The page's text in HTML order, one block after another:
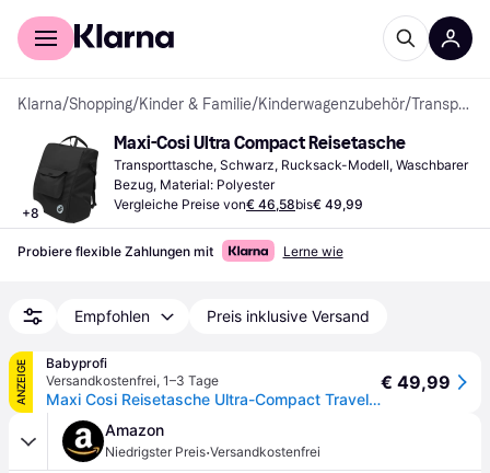
Für Shopper
Klarna/Shopping/Kinder & Familie/Kinderwagenzubehör/ Transporttaschen
+8
Maxi-Cosi Ultra Compact Reisetasche
Transporttasche, Schwarz, Rucksack-Modell, Waschbarer
Bezug, Material: Polyester
Vergleiche Preise von€ 46,58bis€ 49,99
Probiere flexible Zahlungen mit Lerne wie
Empfohlen Preis inklusive Versand
ANZEIGE
Babyprofi
Versandkostenfrei, 1–3 Tage
Maxi Cosi Reisetasche Ultra-Compact Travel Bag 2 (Black) - Schwarz
€ 49,99
Amazon
Niedrigster Preis·Versandkostenfrei